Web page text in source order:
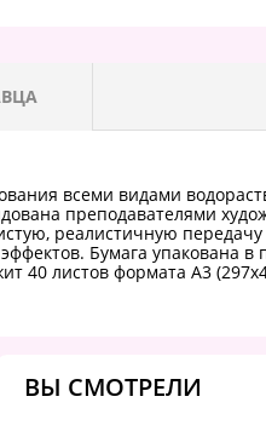
всеми видами
преподавателями
реалистичную
Бумага упакована
40 листов формата А3
ВЫ СМОТРЕЛИ